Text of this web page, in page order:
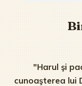
"Harul şi
cunoaşterea lui